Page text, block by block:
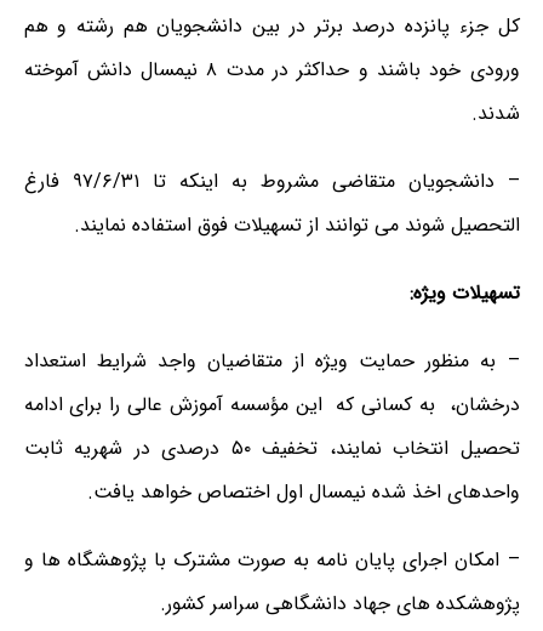
کل جزء پانزده درصد برتر در بین دانشجویان هم رشته و هم
ورودی خود باشند و حداکثر در مدت ۸ نیمسال دانش آموخته
شدند.
– دانشجویان متقاضی مشروط به اینکه تا ۹۷/۶/۳۱ فارغ
التحصیل شوند می توانند از تسهیلات فوق استفاده نمایند.
تسهیلات ویژه:
– به منظور حمایت ویژه از متقاضیان واجد شرایط استعداد
درخشان، به کسانی که این مؤسسه آموزش عالی را برای ادامه
تحصیل انتخاب نمایند، تخفیف ۵۰ درصدی در شهریه ثابت
واحدهای اخذ شده نیمسال اول اختصاص خواهد یافت.
– امکان اجرای پایان نامه به صورت مشترک با پژوهشگاه ها و
پژوهشکده های جهاد دانشگاهی سراسر کشور.